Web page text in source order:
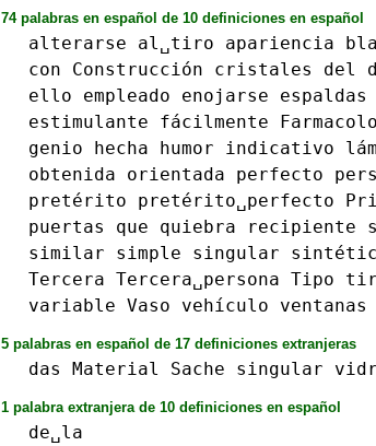
74 palabras en español de 10 definiciones en español
alterarse al␣tiro apariencia
con
Construcción cristales del
ello
empleado enojarse espaldas
estimulante
fácilmente
genio
hecha humor indicativo
obtenida
orientada perfecto
pretérito
pretérito␣perfecto
puertas
que quiebra recipiente
similar
simple singular
Tercera Tercera␣persona Tipo
variable Vaso vehículo ventanas
5 palabras en español de 17 definiciones extranjeras
das Material Sache singular
1 palabra extranjera de 10 definiciones en español
de␣la